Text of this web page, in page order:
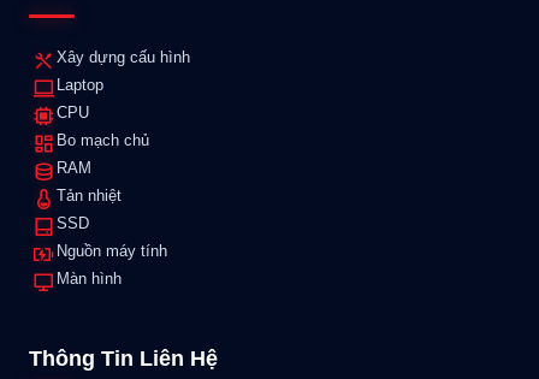
Xây dựng cấu hình
Laptop
CPU
Bo mạch chủ
RAM
Tản nhiệt
SSD
Nguồn máy tính
Màn hình
Thông Tin Liên Hệ